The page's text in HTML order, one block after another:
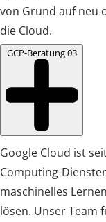
von Grund auf neu
die Cloud.
GCP-Beratung03
Google Cloud ist
Computing-
maschinelles
lösen. Unser Team